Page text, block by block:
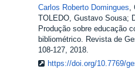
Carlos Roberto Domingues,
TOLEDO, Gustavo Sousa;
Produção sobre educação
bibliométrico. Revista de
108-127, 2018.
https://doi.org/10.7769/